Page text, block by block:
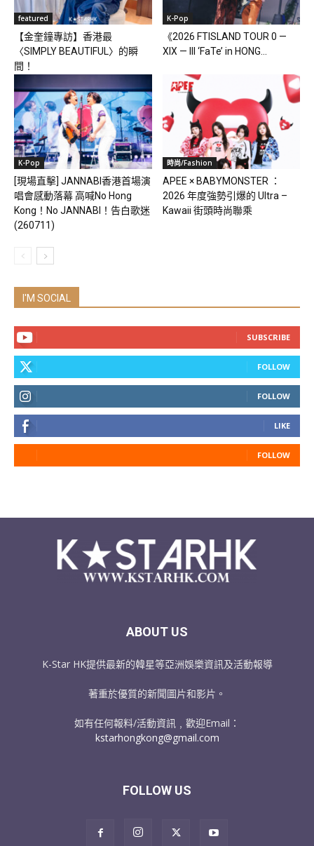
featured
【金奎鐘專訪】香港最
〈SIMPLY BEAUTIFUL〉的瞬
間！
K-Pop
《2026 FTISLAND TOUR 0 —
XIX — III ‘FaTe’ in HONG...
K-Pop
[現場直擊] JANNABI香港首場演
唱會感動落幕 高喊No Hong
Kong！No JANNABI！告白歌迷
(260711)
時尚/Fashion
APEE × BABYMONSTER ：
2026 年度強勢引爆的 Ultra –
Kawaii 街頭時尚聯乘
I'M SOCIAL
SUBSCRIBE
FOLLOW
FOLLOW
LIKE
FOLLOW
ABOUT US
K-Star HK提供最新的韓星等亞洲娛樂資訊及活動報導
著重於優質的新聞圖片和影片。
如有任何報料/活動資訊﹐歡迎Email：
kstarhongkong@gmail.com
FOLLOW US